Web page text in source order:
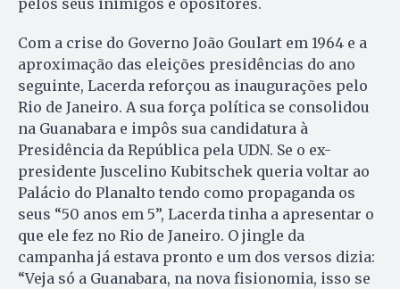
Com a crise do Governo João Goulart em 1964 e a
aproximação das eleições presidências do ano
seguinte, Lacerda reforçou as inaugurações pelo
Rio de Janeiro. A sua força política se consolidou
na Guanabara e impôs sua candidatura à
Presidência da República pela UDN. Se o ex-
presidente Juscelino Kubitschek queria voltar ao
Palácio do Planalto tendo como propaganda os
seus “50 anos em 5”, Lacerda tinha a apresentar o
que ele fez no Rio de Janeiro. O jingle da
campanha já estava pronto e um dos versos dizia:
“Veja só a Guanabara, na nova fisionomia, isso se